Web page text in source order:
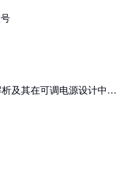
及其在可调电源设计中的